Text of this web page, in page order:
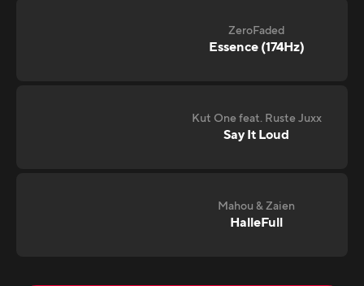
ZeroFaded
Essence (174Hz)
Kut One feat. Ruste Juxx
Say It Loud
Mahou & Zaien
HalleFull